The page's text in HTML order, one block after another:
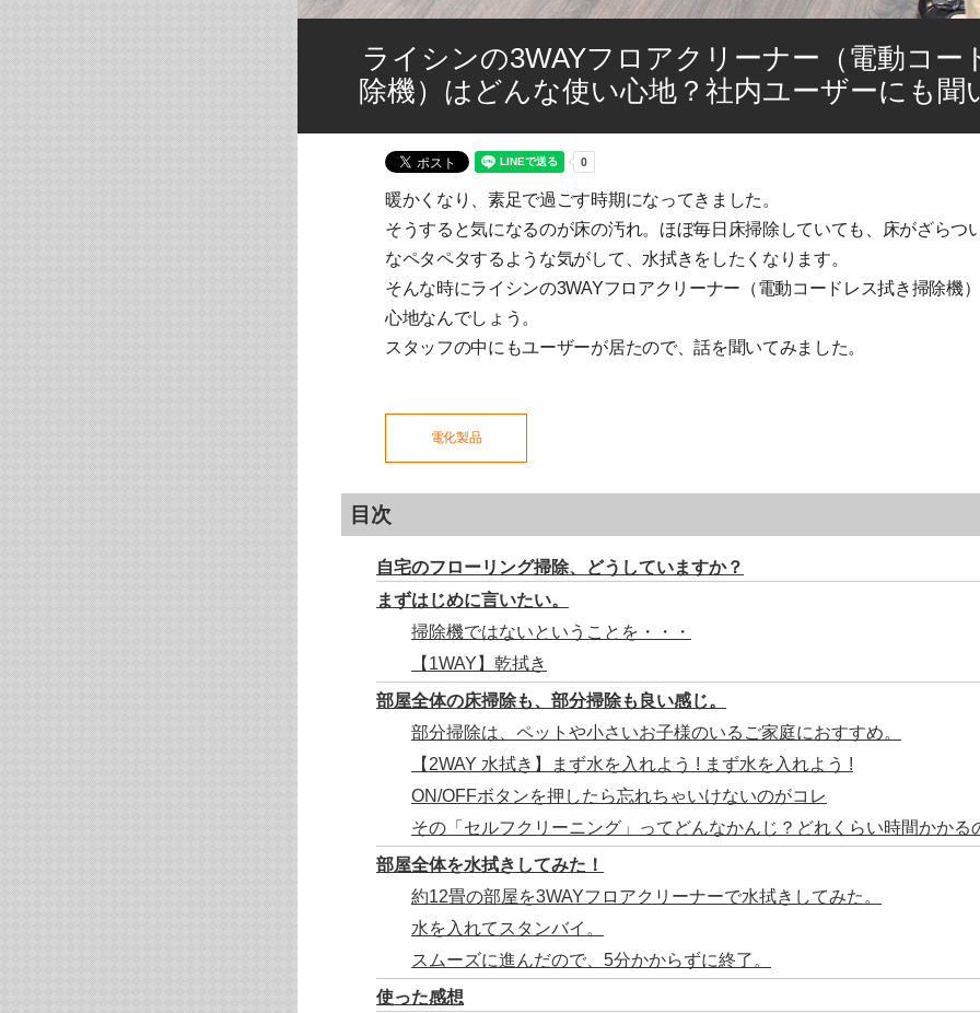
ライシンの3WAYフロアクリーナー（電動コー
除機）はどんな使い心地？社内ユーザーにも聞
暖かくなり、素足で過ごす時期になってきました。
そうすると気になるのが床の汚れ。ほぼ毎日床掃除していても、床がざらつ
なペタペタするような気がして、水拭きをしたくなります。
そんな時にライシンの3WAYフロアクリーナー（電動コードレス拭き掃除機
心地なんでしょう。
スタッフの中にもユーザーが居たので、話を聞いてみました。
電化製品
目次
自宅のフローリング掃除、どうしていますか？
まずはじめに言いたい。
掃除機ではないということを・・・
【1WAY】乾拭き
部屋全体の床掃除も、部分掃除も良い感じ。
部分掃除は、ペットや小さいお子様のいるご家庭におすすめ。
【2WAY 水拭き】まず水を入れよう ! まず水を入れよう !
ON/OFFボタンを押したら忘れちゃいけないのがコレ
その「セルフクリーニング」ってどんなかんじ？どれくらい時間かかる
部屋全体を水拭きしてみた！
約12畳の部屋を3WAYフロアクリーナーで水拭きしてみた。
水を入れてスタンバイ。
スムーズに進んだので、5分かからずに終了。
使った感想